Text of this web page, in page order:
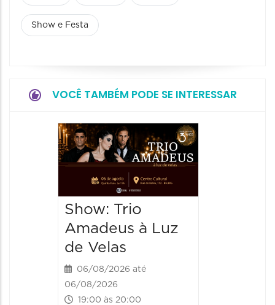
Show e Festa
VOCÊ TAMBÉM PODE SE INTERESSAR
Show: Trio
Amadeus à Luz
de Velas
06/08/2026 até
06/08/2026
19:00 às 20:00